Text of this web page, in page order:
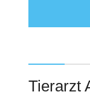
Tierarzt